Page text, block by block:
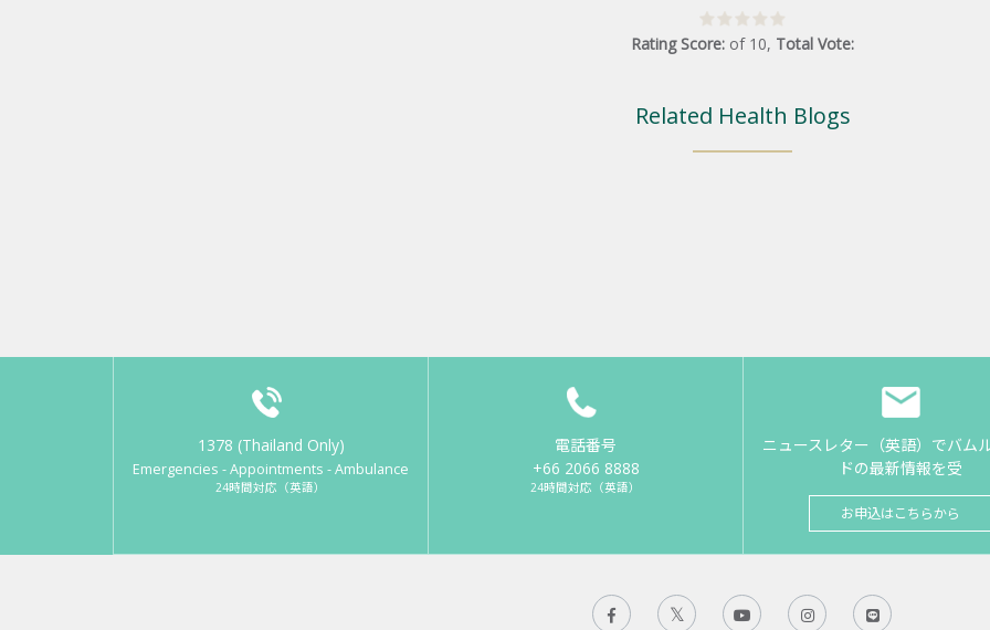
Rating Score: of 10, Total Vote:
Related Health Blogs
1378 (Thailand Only)
Emergencies - Appointments - Ambulance
24時間対応（英語）
電話番号
+66 2066 8888
24時間対応（英語）
ニュースレター（英語）でバム
ドの最新情報を受
お申込はこちらから